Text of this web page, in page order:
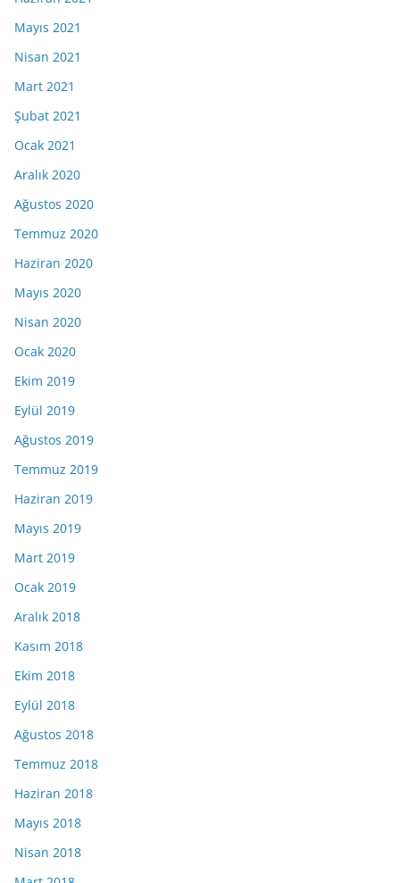
Mayıs 2021
Nisan 2021
Mart 2021
Şubat 2021
Ocak 2021
Aralık 2020
Ağustos 2020
Temmuz 2020
Haziran 2020
Mayıs 2020
Nisan 2020
Ocak 2020
Ekim 2019
Eylül 2019
Ağustos 2019
Temmuz 2019
Haziran 2019
Mayıs 2019
Mart 2019
Ocak 2019
Aralık 2018
Kasım 2018
Ekim 2018
Eylül 2018
Ağustos 2018
Temmuz 2018
Haziran 2018
Mayıs 2018
Nisan 2018